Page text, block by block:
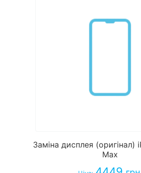
Заміна дисплея (оригінал)
Max